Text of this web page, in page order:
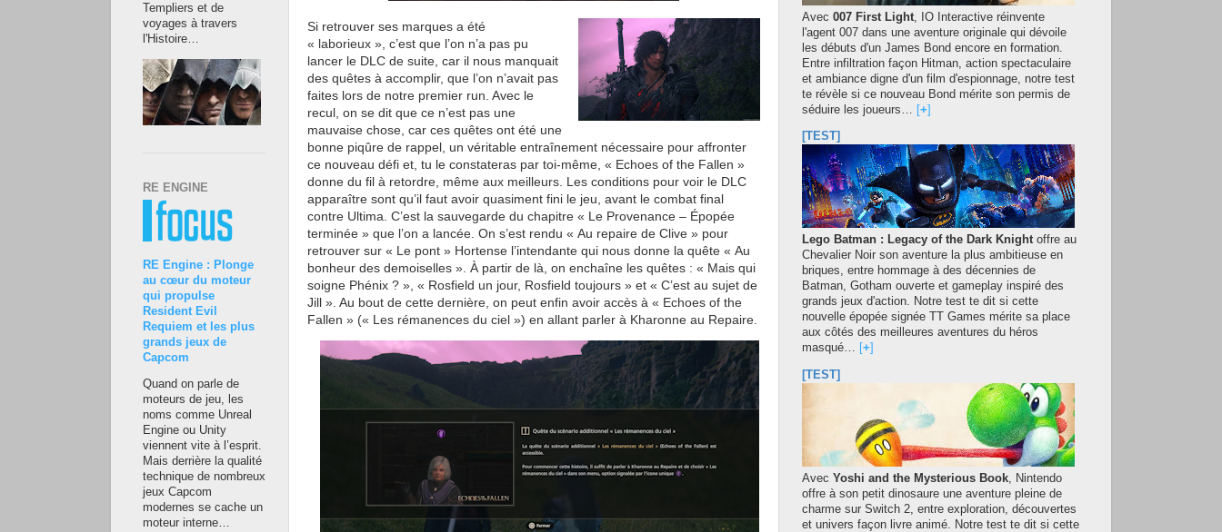
Si retrouver ses marques a été
« laborieux », c’est que l’on n’a pas pu
lancer le DLC de suite, car il nous manquait
des quêtes à accomplir, que l’on n’avait pas
faites lors de notre premier run. Avec le
recul, on se dit que ce n’est pas une
mauvaise chose, car ces quêtes ont été une
bonne piqûre de rappel, un véritable entraînement nécessaire pour affronter
ce nouveau défi et, tu le constateras par toi-même, « Echoes of the Fallen »
donne du fil à retordre, même aux meilleurs. Les conditions pour voir le DLC
apparaître sont qu’il faut avoir quasiment fini le jeu, avant le combat final
contre Ultima. C’est la sauvegarde du chapitre « Le Provenance – Épopée
terminée » que l’on a lancée. On s’est rendu « Au repaire de Clive » pour
retrouver sur « Le pont » Hortense l’intendante qui nous donne la quête « Au
bonheur des demoiselles ». À partir de là, on enchaîne les quêtes : « Mais qui
soigne Phénix ? », « Rosfield un jour, Rosfield toujours » et « C’est au sujet de
Jill ». Au bout de cette dernière, on peut enfin avoir accès à « Echoes of the
Fallen » (« Les rémanences du ciel ») en allant parler à Kharonne au Repaire.
Templiers et de
voyages à travers
l'Histoire…
RE ENGINE
RE Engine : Plonge
au cœur du moteur
qui propulse
Resident Evil
Requiem et les plus
grands jeux de
Capcom
Quand on parle de
moteurs de jeu, les
noms comme Unreal
Engine ou Unity
viennent vite à l’esprit.
Mais derrière la qualité
technique de nombreux
jeux Capcom
modernes se cache un
moteur interne…
Avec 007 First Light , IO Interactive réinvente
l'agent 007 dans une aventure originale qui dévoile
les débuts d'un James Bond encore en formation.
Entre infiltration façon Hitman, action spectaculaire
et ambiance digne d'un film d'espionnage, notre test
te révèle si ce nouveau Bond mérite son permis de
séduire les joueurs…
[+]
[TEST]
Lego Batman : Legacy of the Dark Knightoffre au
Chevalier Noir son aventure la plus ambitieuse en
briques, entre hommage à des décennies de
Batman, Gotham ouverte et gameplay inspiré des
grands jeux d'action. Notre test te dit si cette
nouvelle épopée signée TT Games mérite sa place
aux côtés des meilleures aventures du héros
masqué…
+
[TEST]
Avec Yoshi and the Mysterious Book, Nintendo
offre à son petit dinosaure une aventure pleine de
charme sur Switch 2, entre exploration, découvertes
et univers façon livre animé. Notre test te dit si cette